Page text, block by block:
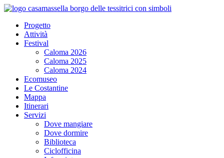
Progetto
Attività
Festival
Caloma 2026
Caloma 2025
Caloma 2024
Ecomuseo
Le Costantine
Mappa
Itinerari
Servizi
Dove mangiare
Dove dormire
Biblioteca
Ciclofficina